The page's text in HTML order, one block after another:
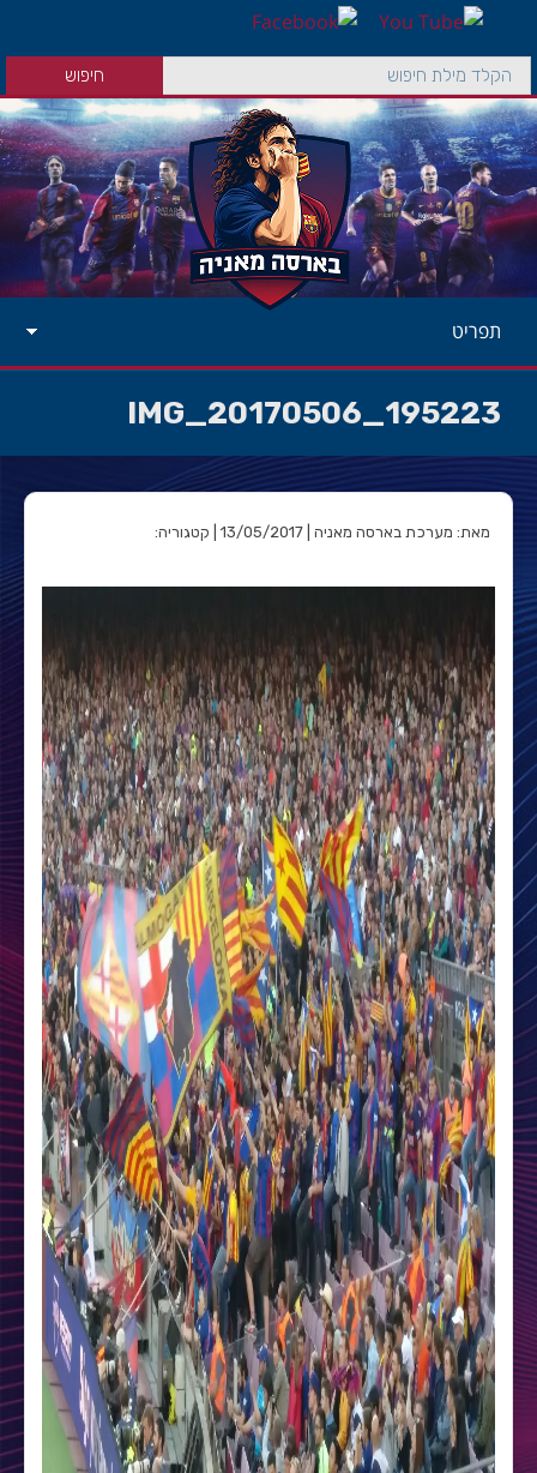
תפריט
IMG_20170506_195223
מאת: מערכת בארסה מאניה | 13/05/2017 | קטגוריה: